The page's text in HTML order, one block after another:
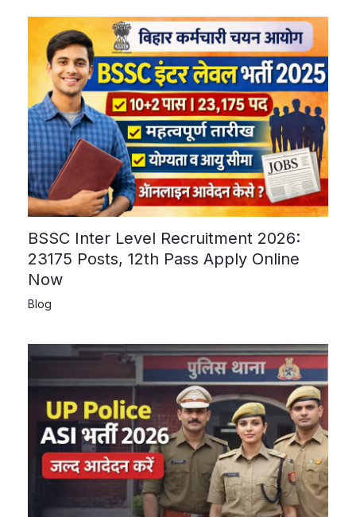
BSSC Inter Level Recruitment 2026:
23175 Posts, 12th Pass Apply Online
Now
Blog